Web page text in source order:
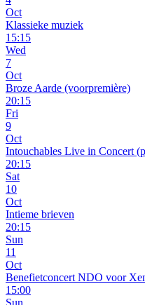
Oct
Klassieke muziek
15:15
Wed
7
Oct
Broze Aarde (voorpremière)
20:15
Fri
9
Oct
Intouchables Live in Concert
20:15
Sat
10
Oct
Intieme brieven
20:15
Sun
11
Oct
Benefietconcert NDO voor
15:00
Sun